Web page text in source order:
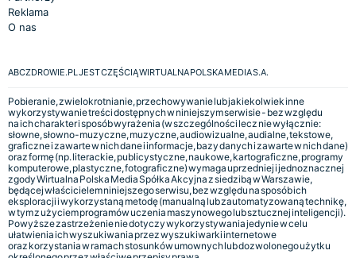
Reklama
O nas
ABCZDROWIE.PL JEST CZĘŚCIĄ WIRTUALNA POLSKA MEDIA S.A.
Pobieranie, zwielokrotnianie, przechowywanie lub jakiekolwiek inne
wykorzystywanie treści dostępnych w niniejszym serwisie - bez względu
na ich charakter i sposób wyrażenia (w szczególności lecz nie wyłącznie:
słowne, słowno-muzyczne, muzyczne, audiowizualne, audialne, tekstowe,
graficzne i zawarte w nich dane i informacje, bazy danych i zawarte w nich dane)
oraz formę (np. literackie, publicystyczne, naukowe, kartograficzne, programy
komputerowe, plastyczne, fotograficzne) wymaga uprzedniej i jednoznacznej
zgody Wirtualna Polska Media Spółka Akcyjna z siedzibą w Warszawie,
będącej właścicielem niniejszego serwisu, bez względu na sposób ich
eksploracji i wykorzystaną metodę (manualną lub zautomatyzowaną technikę,
w tym z użyciem programów uczenia maszynowego lub sztucznej inteligencji).
Powyższe zastrzeżenie nie dotyczy wykorzystywania jedynie w celu
ułatwienia ich wyszukiwania przez wyszukiwarki internetowe
oraz korzystania w ramach stosunków umownych lub dozwolonego użytku